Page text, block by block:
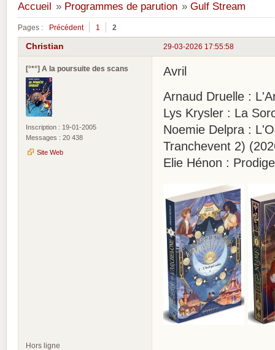
Accueil » Programmes de parution » Gulf Stream
Pages : Précédent 1 2
29-03-2026 17:55:58
Christian
[°*°] A la poursuite des scans
Inscription : 19-01-2005
Messages : 20 438
Site Web
Avril
Arnaud Druelle :
Lys Krysler : La
Noemie Delpra :
Tranchevent 2)
Elie Hénon :
Hors ligne